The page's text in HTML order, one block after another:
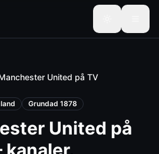
United på TV
Grundad 1878
United på